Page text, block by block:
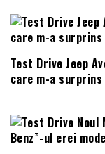
Test Drive Jeep
care m-a